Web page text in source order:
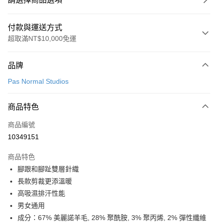
付款與運送方式
超取滿NT$10,000免運
信用卡一次付款
LINE Pay
Apple Pay
運送方式
全家店到店
每筆NT$80，滿NT$10,000(含以上)免運費
付款後全家取貨
品牌
Pas Normal Studios
商品特色
商品編號
10349151
商品特色
腳跟和腳趾雙層針織
長款剪裁更添溫暖
高吸濕排汗性能
男女通用
成分：67% 美麗諾羊毛, 28% 聚酰胺, 3% 聚丙烯, 2% 彈性纖維